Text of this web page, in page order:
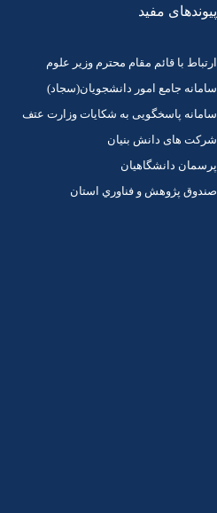
پیوندهای مفید
ارتباط با قائم مقام محترم وزیر علوم
سامانه جامع امور دانشجویان(سجاد)
سامانه پاسخگویی به شکایات وزارت عتف
شرکت های دانش بنیان
پرسمان دانشگاهیان
صندوق پژوهش و فناوري استان